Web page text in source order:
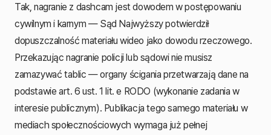
Tak, nagranie z dashcam jest dowodem w postępowaniu
cywilnym i karnym — Sąd Najwyższy potwierdził
dopuszczalność materiału wideo jako dowodu rzeczowego.
Przekazując nagranie policji lub sądowi nie musisz
zamazywać tablic — organy ścigania przetwarzają dane na
podstawie art. 6 ust. 1 lit. e RODO (wykonanie zadania w
interesie publicznym). Publikacja tego samego materiału w
mediach społecznościowych wymaga już pełnej